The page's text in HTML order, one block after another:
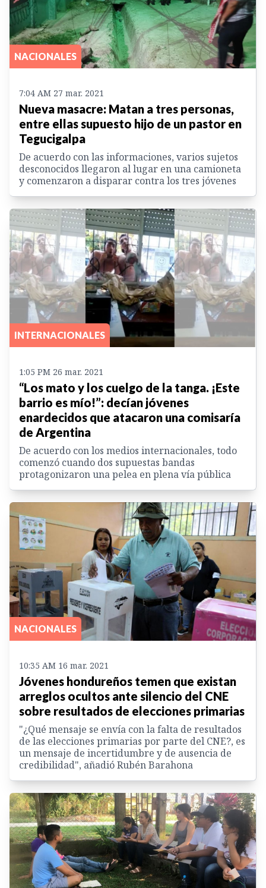
NACIONALES
7:04 AM 27 mar. 2021
Nueva masacre: Matan a tres personas,
entre ellas supuesto hijo de un pastor en
Tegucigalpa
De acuerdo con las informaciones, varios sujetos
desconocidos llegaron al lugar en una camioneta
y comenzaron a disparar contra los tres jóvenes
INTERNACIONALES
1:05 PM 26 mar. 2021
“Los mato y los cuelgo de la tanga. ¡Este
barrio es mío!”: decían jóvenes
enardecidos que atacaron una comisaría
de Argentina
De acuerdo con los medios internacionales, todo
comenzó cuando dos supuestas bandas
protagonizaron una pelea en plena vía pública
NACIONALES
10:35 AM 16 mar. 2021
Jóvenes hondureños temen que existan
arreglos ocultos ante silencio del CNE
sobre resultados de elecciones primarias
"¿Qué mensaje se envía con la falta de resultados
de las elecciones primarias por parte del CNE?, es
un mensaje de incertidumbre y de ausencia de
credibilidad", añadió Rubén Barahona